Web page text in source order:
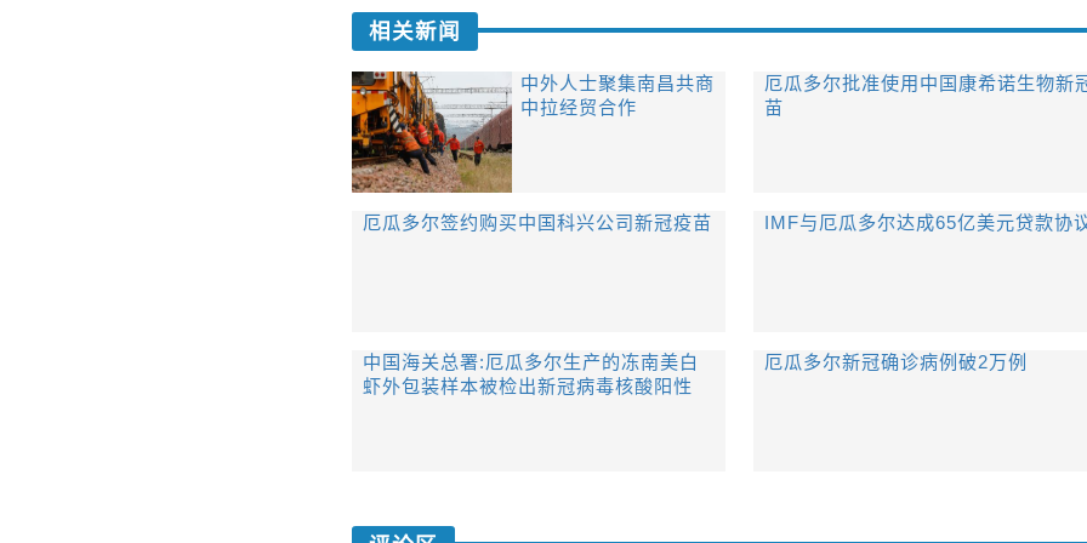
相关新闻
中外人士聚集南昌共商
中拉经贸合作
厄瓜多尔批准使用中国康希诺生物新
苗
厄瓜多尔签约购买中国科兴公司新冠疫苗 IMF与厄瓜多尔达成65亿美元贷款协
中国海关总署:厄瓜多尔生产的冻南美白
虾外包装样本被检出新冠病毒核酸阳性
厄瓜多尔新冠确诊病例破2万例